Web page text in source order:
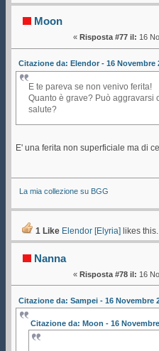
Moon
« Risposta #77 il: 16
Citazione da: Elendor - 16 Novembre
E te pareva se non venivo ferita!
Quanto è grave? Può aggravarsi
salute?
E' una ferita non superficiale ma di
La mia collezione su BGG
1 Like Elendor [Elyria] likes this.
Nanna
« Risposta #78 il: 16
Citazione da: Sampei - 16 Novembre
Citazione da: Moon - 16